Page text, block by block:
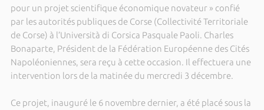
pour un projet scientifique économique novateur » confié
par les autorités publiques de Corse (Collectivité Territoriale
de Corse) à l’Università di Corsica Pasquale Paoli. Charles
Bonaparte, Président de la Fédération Européenne des Cités
Napoléoniennes, sera reçu à cette occasion. Il effectuera une
intervention lors de la matinée du mercredi 3 décembre.
Ce projet, inauguré le 6 novembre dernier, a été placé sous la